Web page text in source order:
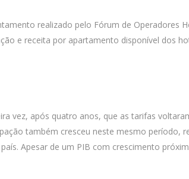
realizado pelo Fórum de Operadores
e receita por apartamento disponível dos
vez, após quatro anos, que as tarifas
também cresceu neste mesmo período,
Apesar de um PIB com crescimento